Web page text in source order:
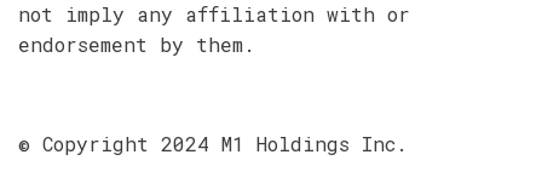
not imply any affiliation with or
endorsement by them.
© Copyright 2024 M1 Holdings Inc.